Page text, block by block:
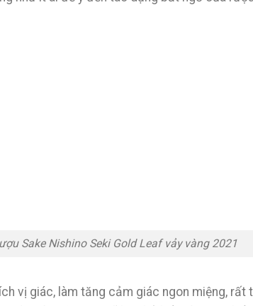
Sake Nishino Seki Gold Leaf vảy vàng 2021
vị giác, làm tăng cảm giác ngon miệng, rất